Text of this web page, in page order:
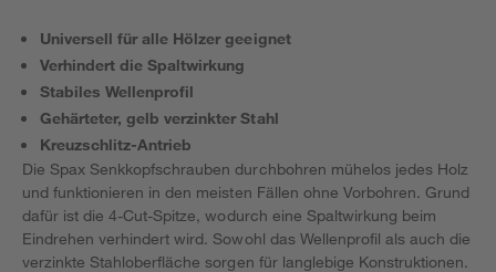
Universell für alle Hölzer geeignet
Verhindert die Spaltwirkung
Stabiles Wellenprofil
Gehärteter, gelb verzinkter Stahl
Kreuzschlitz-Antrieb
Die Spax Senkkopfschrauben durchbohren mühelos jedes Holz
und funktionieren in den meisten Fällen ohne Vorbohren. Grund
dafür ist die 4-Cut-Spitze, wodurch eine Spaltwirkung beim
Eindrehen verhindert wird. Sowohl das Wellenprofil als auch die
verzinkte Stahloberfläche sorgen für langlebige Konstruktionen.